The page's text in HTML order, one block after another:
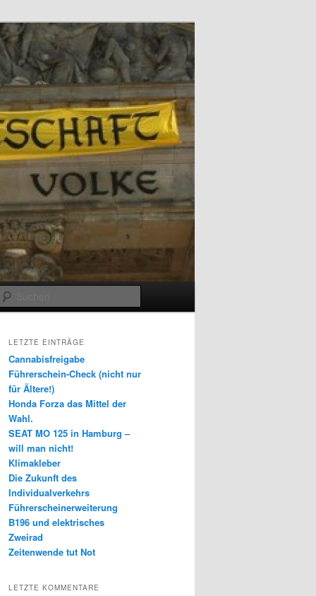
LETZTE EINTRÄGE
Cannabisfreigabe
Führerschein-Check (nicht nur
für Ältere!)
Honda Forza das Mittel der
Wahl.
SEAT MO 125 in Hamburg –
will man nicht!
Klimakleber
Die Zukunft des
Individualverkehrs
Führerscheinerweiterung
B196 und elektrisches
Zweirad
Zeitenwende tut Not
LETZTE KOMMENTARE